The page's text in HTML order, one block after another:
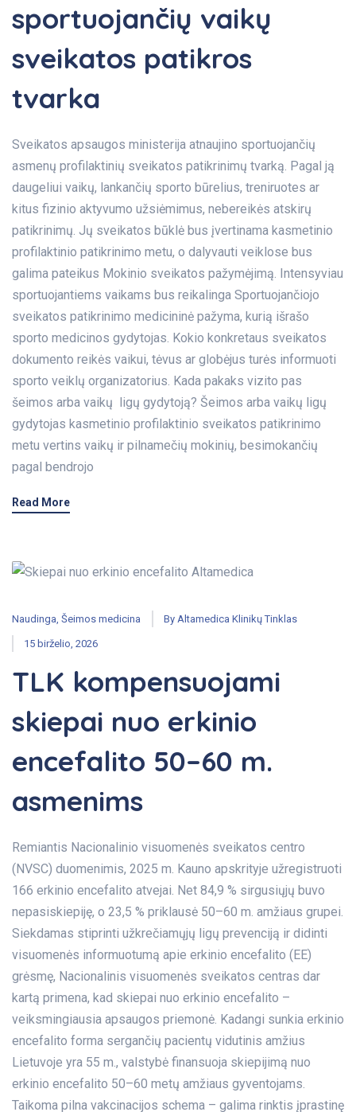
sportuojančių vaikų
sveikatos patikros
tvarka
Sveikatos apsaugos ministerija atnaujino sportuojančių
asmenų profilaktinių sveikatos patikrinimų tvarką. Pagal ją
daugeliui vaikų, lankančių sporto būrelius, treniruotes ar
kitus fizinio aktyvumo užsiėmimus, nebereikės atskirų
patikrinimų. Jų sveikatos būklė bus įvertinama kasmetinio
profilaktinio patikrinimo metu, o dalyvauti veiklose bus
galima pateikus Mokinio sveikatos pažymėjimą. Intensyviau
sportuojantiems vaikams bus reikalinga Sportuojančiojo
sveikatos patikrinimo medicininė pažyma, kurią išrašo
sporto medicinos gydytojas. Kokio konkretaus sveikatos
dokumento reikės vaikui, tėvus ar globėjus turės informuoti
sporto veiklų organizatorius. Kada pakaks vizito pas
šeimos arba vaikų ligų gydytoją? Šeimos arba vaikų ligų
gydytojas kasmetinio profilaktinio sveikatos patikrinimo
metu vertins vaikų ir pilnamečių mokinių, besimokančių
pagal bendrojo
Read More
Naudinga, Šeimos medicina By Altamedica Klinikų Tinklas
15 birželio, 2026
TLK kompensuojami
skiepai nuo erkinio
encefalito 50–60 m.
asmenims
Remiantis Nacionalinio visuomenės sveikatos centro
(NVSC) duomenimis, 2025 m. Kauno apskrityje užregistruoti
166 erkinio encefalito atvejai. Net 84,9 % sirgusiųjų buvo
nepasiskiepiję, o 23,5 % priklausė 50–60 m. amžiaus grupei.
Siekdamas stiprinti užkrečiamųjų ligų prevenciją ir didinti
visuomenės informuotumą apie erkinio encefalito (EE)
grėsmę, Nacionalinis visuomenės sveikatos centras dar
kartą primena, kad skiepai nuo erkinio encefalito –
veiksmingiausia apsaugos priemonė. Kadangi sunkia erkinio
encefalito forma sergančių pacientų vidutinis amžius
Lietuvoje yra 55 m., valstybė finansuoja skiepijimą nuo
erkinio encefalito 50–60 metų amžiaus gyventojams.
Taikoma pilna vakcinacijos schema – galima rinktis įprastinę